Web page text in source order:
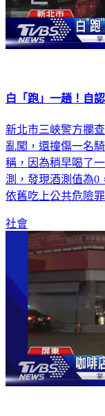
白「跑」一趟！自
新北市三峽警方攔
亂闖，還撞傷一名
稱，因為稍早喝了
測，發現酒測值為0
依舊吃上公共危險罪
社會